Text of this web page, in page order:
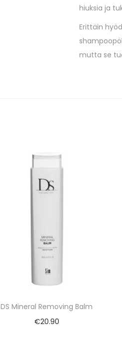
hiuksia ja
Erittäin
mutta se
DS Mineral Removing Balm
€20.90